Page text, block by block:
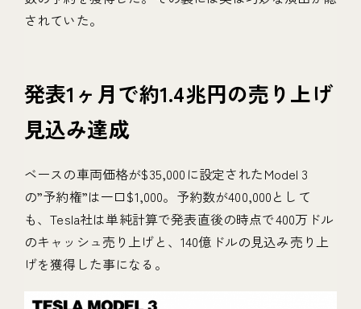
されていた。
発表1ヶ月で約1.4兆円の売り上げ
見込み達成
ベースの車両価格が$35,000に設定されたModel 3
の”予約権”は一口$1,000。予約数が400,000として
も、Tesla社は単純計算で発表直後の時点で400万ドル
のキャッシュ売り上げと、140億ドルの見込み売り上
げを獲得した事になる。